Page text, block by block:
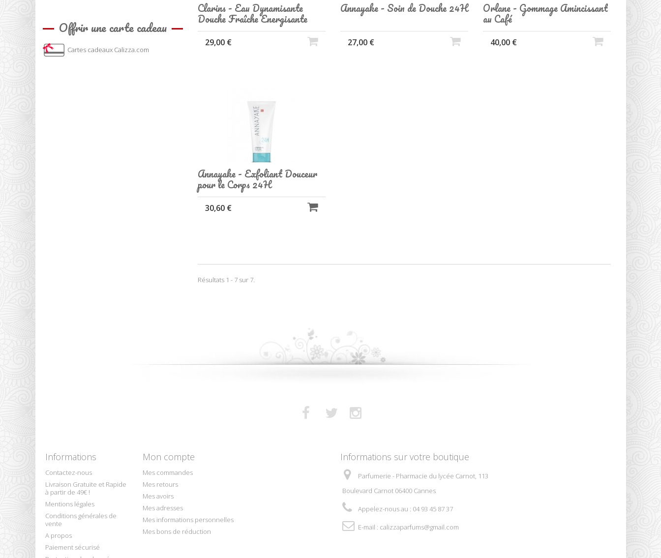
Offrir une carte cadeau
Cartes cadeaux Calizza.com
Clarins - Eau Dynamisante
Douche Fraîche Energisante
29,00 €
Annayake - Soin de Douche 24H
27,00 €
Orlane - Gommage Amincissant
au Café
40,00 €
Annayake - Exfoliant Douceur
pour le Corps 24H
30,60 €
Résultats 1 - 7 sur 7.
Informations
Contactez-nous
Livraison Gratuite et Rapide
à partir de 49€ !
Mentions légales
Conditions générales de
vente
A propos
Paiement sécurisé
Mon compte
Mes commandes
Mes retours
Mes avoirs
Mes adresses
Mes informations personnelles
Mes bons de réduction
Informations sur votre boutique
Parfumerie - Pharmacie du lycée Carnot, 113
Boulevard Carnot 06400 Cannes
Appelez-nous au : 04 93 45 87 37
E-mail : calizzaparfums@gmail.com